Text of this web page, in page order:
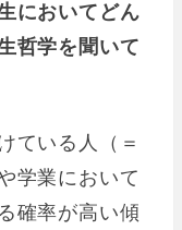
においてどん
哲学を聞いて
ている人（＝
学業において
確率が高い傾